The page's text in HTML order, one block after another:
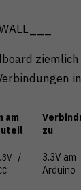
am
zu
/
3.3V am
Arduino